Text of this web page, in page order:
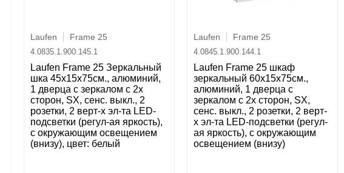
Laufen Frame 25
4.0835.1.900.145.1
Laufen Frame 25 Зеркальный
шка 45x15x75см., алюминий,
1 дверца с зеркалом с 2х
сторон, SX, сенс. выкл., 2
розетки, 2 верт-х эл-та LED-
подсветки (регул-ая яркость),
с окружающим освещением
(внизу), цвет: белый
Laufen Frame 25
4.0845.1.900.144.1
Laufen Frame 25 шкаф
зеркальный 60x15x75cм.,
алюминий, 1 дверца с
зеркалом с 2х сторон, SX,
сенс. выкл., 2 розетки, 2 верт-
х эл-та LED-подсветки (регул-
ая яркость), с окружающим
освещением (внизу)